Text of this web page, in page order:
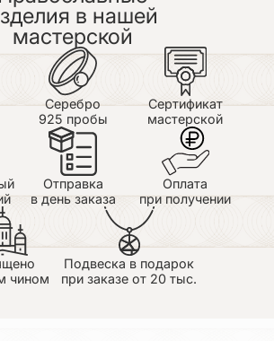
на гайтане не снимая уже 3-й
первозданный - качество на
главное - оберегает и
в нашей
мастерской
Серебро
925 пробы
Сертификат
мастерской
Отправка
в день заказа
Оплата
при получении
чином
Подвеска в подарок
при заказе от 20 тыс.